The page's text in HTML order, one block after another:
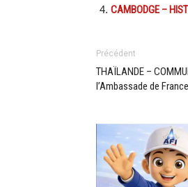
CAMBODGE –
Précédent
THAÏLANDE –
l’Ambassade de